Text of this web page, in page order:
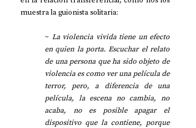
muestra la guionista solitaria:
~ La violencia vivida tiene un efecto
en quien la porta. Escuchar el relato
de una persona que ha sido objeto de
violencia es como ver una película de
terror, pero, a diferencia de una
película, la escena no cambia, no
acaba, no es posible apagar el
dispositivo que la contiene, porque